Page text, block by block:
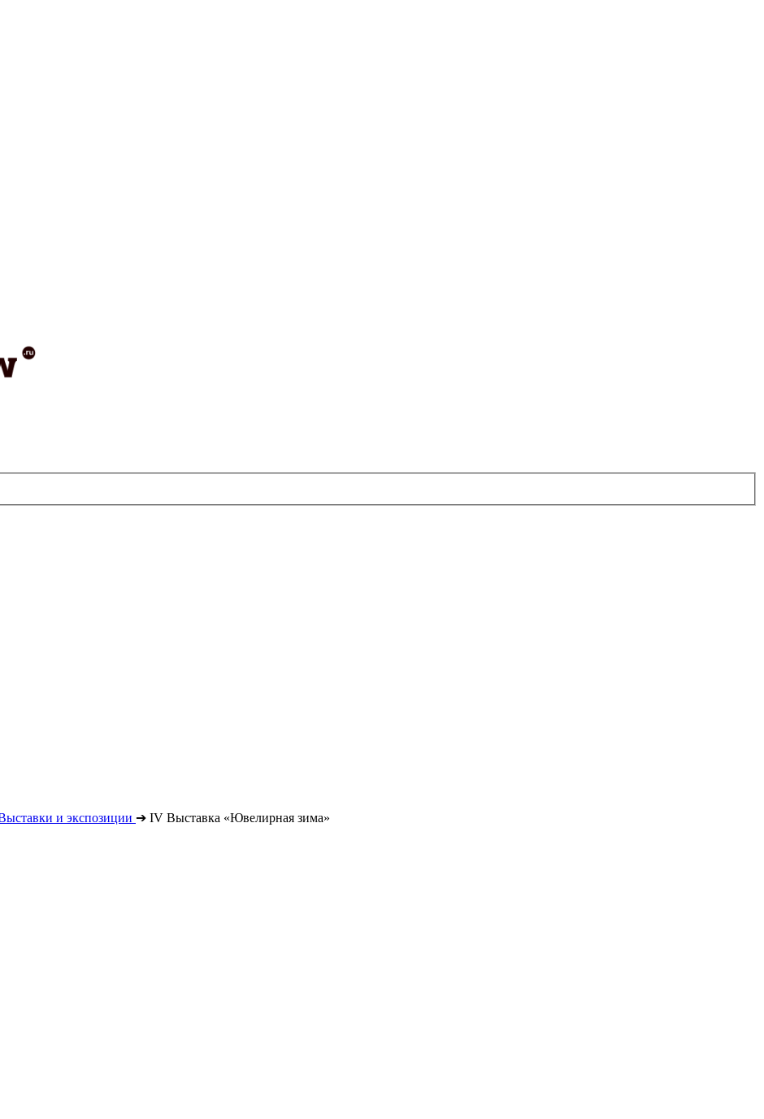
и экспозиции ➔ IV Выставка «Ювелирная зима»